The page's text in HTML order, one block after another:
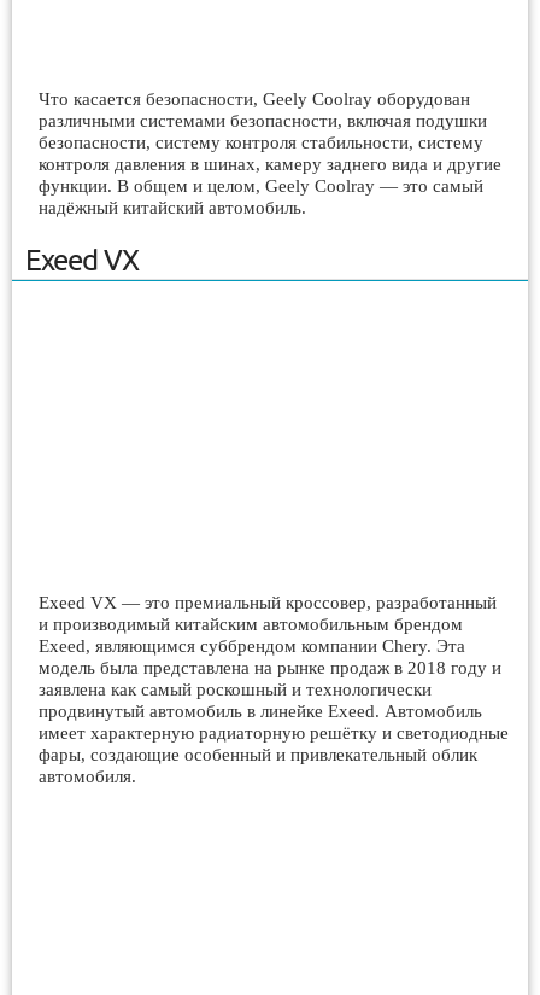
Что касается безопасности, Geely Coolray оборудован
различными системами безопасности, включая подушки
безопасности, систему контроля стабильности, систему
контроля давления в шинах, камеру заднего вида и другие
функции. В общем и целом, Geely Coolray — это самый
надёжный китайский автомобиль.
Exeed VX
Exeed VX — это премиальный кроссовер, разработанный
и производимый китайским автомобильным брендом
Exeed, являющимся суббрендом компании Chery. Эта
модель была представлена на рынке продаж в 2018 году и
заявлена как самый роскошный и технологически
продвинутый автомобиль в линейке Exeed. Автомобиль
имеет характерную радиаторную решётку и светодиодные
фары, создающие особенный и привлекательный облик
автомобиля.